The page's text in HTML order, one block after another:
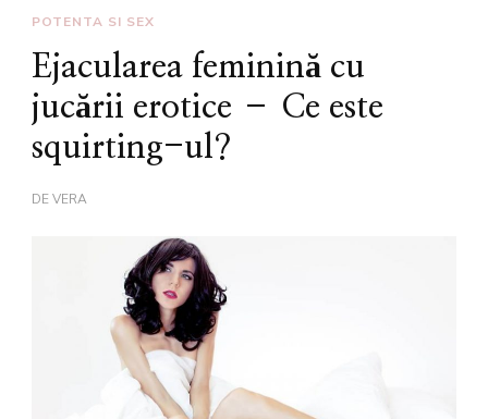
POTENTA SI SEX
Ejacularea feminină cu
jucării erotice – Ce este
squirting-ul?
DEVERA